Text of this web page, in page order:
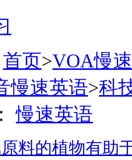
首页>VOA慢
慢速英语>科
慢速英语
料的植物有助